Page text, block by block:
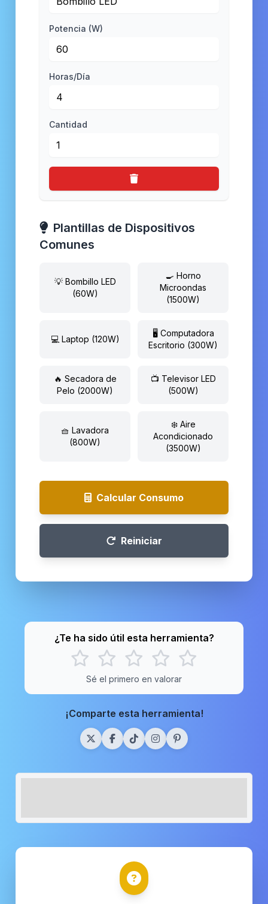
Potencia (W)
Horas/Día
Cantidad
Plantillas de Dispositivos
Comunes
💡 Bombillo LED
(60W)
🍳 Horno
Microondas
(1500W)
💻 Laptop (120W)
🖥️ Computadora
Escritorio (300W)
🔥 Secadora de
Pelo (2000W)
📺 Televisor LED
(500W)
🧺 Lavadora
(800W)
❄️ Aire
Acondicionado
(3500W)
Calcular Consumo
Reiniciar
¿Te ha sido útil esta herramienta?
Sé el primero en valorar
¡Comparte esta herramienta!